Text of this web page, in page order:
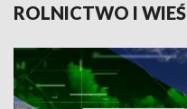
ROLNICTWO I WIEŚ